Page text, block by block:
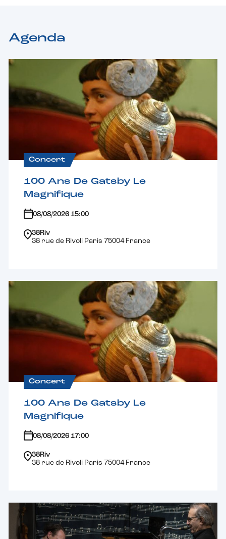
Agenda
Concert
100 Ans De Gatsby Le
Magnifique
08/08/2026 15:00
38Riv
38 rue de Rivoli Paris 75004 France
Concert
100 Ans De Gatsby Le
Magnifique
08/08/2026 17:00
38Riv
38 rue de Rivoli Paris 75004 France